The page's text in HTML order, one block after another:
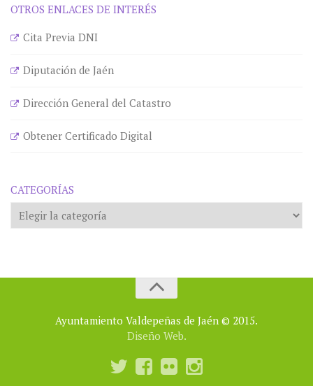
OTROS ENLACES DE INTERÉS
Cita Previa DNI
Diputación de Jaén
Dirección General del Catastro
Obtener Certificado Digital
CATEGORÍAS
Categorías
Ayuntamiento Valdepeñas de Jaén © 2015.
Diseño Web.